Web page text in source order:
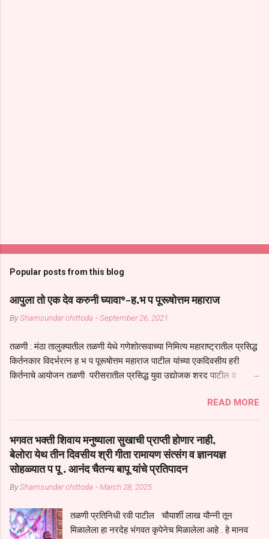
Popular posts from this blog
आपुला तो एक देव करुनी घ्यावा*-ह.भ प पूरूषोत्तम महाराज
ByShamsundar chittoda -September 26, 2021
तळणी : मंठा तालुक्यातील तळणी येथे गणेशोत्सवाच्या निमित्य महाराष्ट्रातील प्रसिद्ध
किर्तनकार विदर्भरत्न ह भ प पूरूषोत्तम महाराज पाटील यांच्या एकदिवसीय हरी
किर्तनाचे आयोजन तळणी परीसरातील प्रसिद्ध युवा उद्योजक शरद पाटील व
तुकाराम महाराज यांच्या *आपुला तो एक देव करुनी घ्यावा* *तेणे विन जिवा सुख
नोहे* *येरती माईक दुःखाची जनीती* *नाही आदी अंती अवसान* या अभंगावर
सुंदर निरूपण केले सध्य स्थितीचा काळ हा मानव जातीच्या परीक्षेचा काळ आहे
धर्ममंडपात बसलेली लोक ही खरच भाग्यवान आहेत कोरोना सारख्या महामारीत आपंण
जिवंत आहोत या महामारीतून जर आपल्याला वाचायचे असेल तर धार्मीक विचाराचा
आधार आपल्याला घ्यावाच लागेल महामारीच्या काळात वारकरी सप्रदायच खूप मोठा
आधार आहे सध्य स्थितीत मानव जातीची मानसीक अवस्था सक्षम असणे गरजेचे आहे
सगळ्याना करून दीली आहे मनुष्याच्या आयुष्यातील नामसाधना ही त्याच्यासाठी खूप
मोठा आधार असते परतू आज काल तीच साधना करण्याचा आळस आ...
READ MORE
भगवत भक्ती शिवाय मनुष्याला सुखाची प्राप्ती होणार नाही,
बेलोरा येथ तीन दिवसीय श्री गीता रामायण संत्संग व ज्ञानयज्ञ
सोहळ्यात प पू . आनंद चैतन्य बापू यांचे प्रतिपादन
ByShamsundar chittoda -March 28, 2025
तळणी प्रतिनिधी रवी पाटील चौयार्शी लाख यौन्नी तून
मिळालेला हा नरदेह भंगवत कृपेनेच मिळालेला आहे . हे मानव